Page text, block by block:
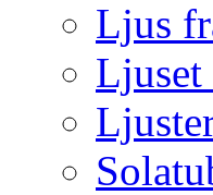
Ljus